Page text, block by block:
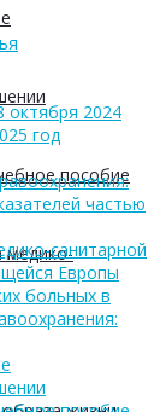
пособие
медико-
2024
год
частью
санитарной
Европы
больных в